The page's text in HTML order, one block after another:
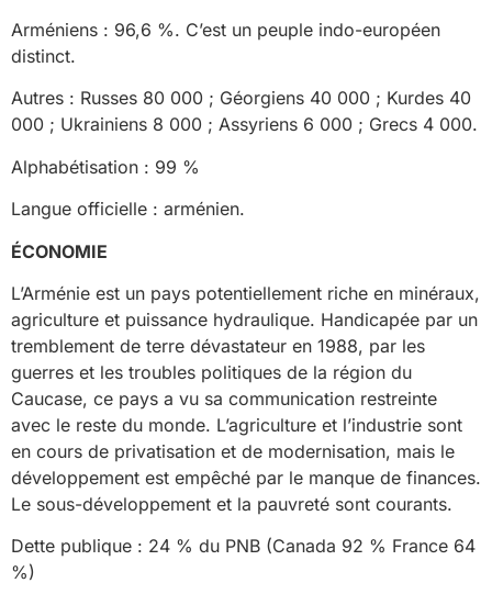
Arméniens : 96,6 %. C’est un peuple indo-européen
distinct.
Autres : Russes 80 000 ; Géorgiens 40 000 ; Kurdes 40
000 ; Ukrainiens 8 000 ; Assyriens 6 000 ; Grecs 4 000.
Alphabétisation : 99 %
Langue officielle : arménien.
ÉCONOMIE
L’Arménie est un pays potentiellement riche en minéraux,
agriculture et puissance hydraulique. Handicapée par un
tremblement de terre dévastateur en 1988, par les
guerres et les troubles politiques de la région du
Caucase, ce pays a vu sa communication restreinte
avec le reste du monde. L’agriculture et l’industrie sont
en cours de privatisation et de modernisation, mais le
développement est empêché par le manque de finances.
Le sous-développement et la pauvreté sont courants.
Dette publique : 24 % du PNB (Canada 92 % France 64
%)